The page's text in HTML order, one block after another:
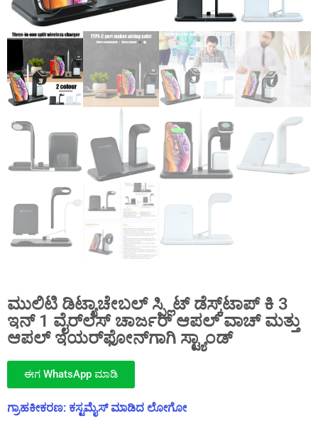
ಮುಲಿಟಿ ಡಿಟ್ಯಾಚೇಬಲ್ ಸ್ಪ್ಲಿಟ್ ಡೆಸ್ಕ್‌ಟಾಪ್ ಕಿ 3
ಇನ್ 1 ವೈರ್‌ಲೆಸ್ ಚಾರ್ಜರ್ ಆಪಲ್ ವಾಚ್ ಮತ್ತು
ಆಪಲ್ ಇಯರ್‌ಫೋನ್‌ಗಾಗಿ ಸ್ಟ್ಯಾಂಡ್
ಈಗ WhatsApp ಮಾಡಿ
ಗ್ರಾಹಕೀಕರಣ: ಕಸ್ಟಮೈಸ್ ಮಾಡಿದ ಲೋಗೋ